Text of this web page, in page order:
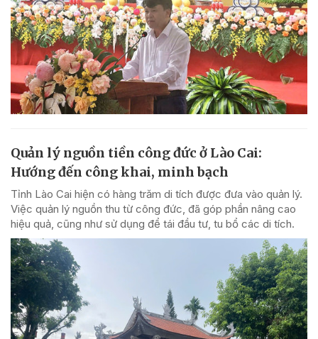
Quản lý nguồn tiền công đức ở Lào Cai:
Hướng đến công khai, minh bạch
Tỉnh Lào Cai hiện có hàng trăm di tích được đưa vào quản lý.
Việc quản lý nguồn thu từ công đức, đã góp phần nâng cao
hiệu quả, cũng như sử dụng để tái đầu tư, tu bổ các di tích.